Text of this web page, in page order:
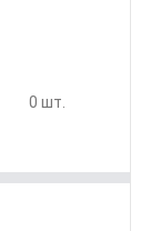
0 шт.